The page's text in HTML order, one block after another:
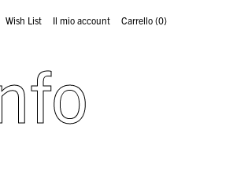
Wish List Il mio account Carrello(0)